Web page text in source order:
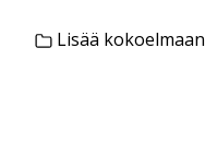
Lisää kokoelmaan